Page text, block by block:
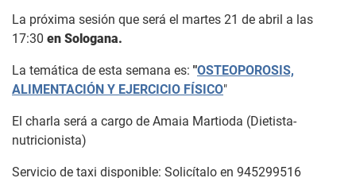
La próxima sesión que será el martes 21 de abril a las
17:30 en Sologana.
La temática de esta semana es: "OSTEOPOROSIS,
ALIMENTACIÓN Y EJERCICIO FÍSICO"
El charla será a cargo de Amaia Martioda (Dietista-
nutricionista)
Servicio de taxi disponible: Solicítalo en 945299516